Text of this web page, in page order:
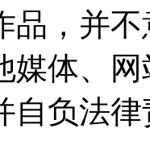
品，并
媒体、
自负法